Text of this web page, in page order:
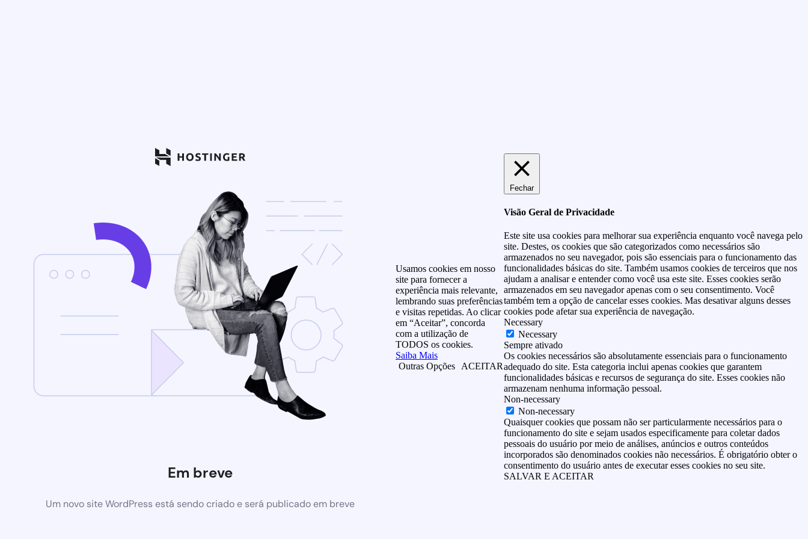
Em breve
Um novo site WordPress está sendo criado e será publicado em breve
Usamos cookies em nosso
site para fornecer a
experiência mais relevante,
lembrando suas preferências
e visitas repetidas. Ao clicar
em “Aceitar”, concorda
com a utilização de
TODOS os cookies.
Saiba Mais
Outras Opções
ACEITAR
Fechar
Visão Geral de Privacidade
Este site usa cookies para melhorar sua experiência enquanto você navega pelo
site. Destes, os cookies que são categorizados como necessários são
armazenados no seu navegador, pois são essenciais para o funcionamento das
funcionalidades básicas do site. Também usamos cookies de terceiros que nos
ajudam a analisar e entender como você usa este site. Esses cookies serão
armazenados em seu navegador apenas com o seu consentimento. Você
também tem a opção de cancelar esses cookies. Mas desativar alguns desses
cookies pode afetar sua experiência de navegação.
Necessary
Necessary
Sempre ativado
Os cookies necessários são absolutamente essenciais para o funcionamento
adequado do site. Esta categoria inclui apenas cookies que garantem
funcionalidades básicas e recursos de segurança do site. Esses cookies não
armazenam nenhuma informação pessoal.
Non-necessary
Non-necessary
Quaisquer cookies que possam não ser particularmente necessários para o
funcionamento do site e sejam usados especificamente para coletar dados
pessoais do usuário por meio de análises, anúncios e outros conteúdos
incorporados são denominados cookies não necessários. É obrigatório obter o
consentimento do usuário antes de executar esses cookies no seu site.
SALVAR E ACEITAR